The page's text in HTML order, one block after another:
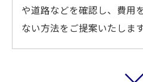
や道路などを確認し、費用
ない方法をご提案いたします